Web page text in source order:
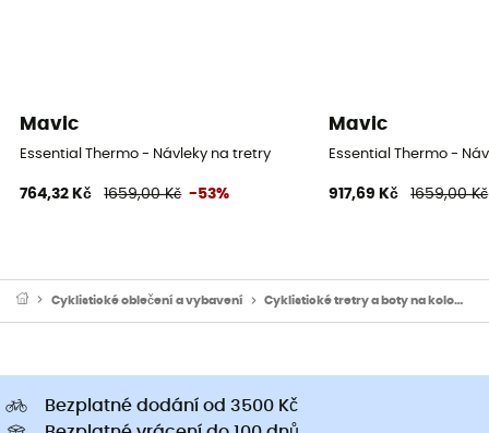
Mavic
Essential Thermo - Návleky na tretry
764,32 Kč 1659,00 Kč -53%
Mavic
Essential Thermo -
917,69 Kč 1659,00 Kč
Cyklistické oblečení a vybavení Cyklistické tretry a boty na kolo
Bezplatné dodání od 3500 Kč